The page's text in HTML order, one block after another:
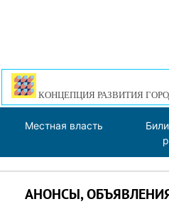
КОНЦЕПЦИЯ РАЗВИТИЯ
Местная власть
АНОНСЫ,